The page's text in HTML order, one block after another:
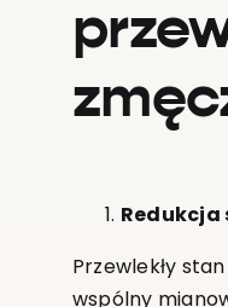
Przewlekły
wspólny